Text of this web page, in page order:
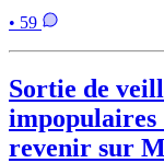
• 59
Sortie de
impopulaires
revenir sur